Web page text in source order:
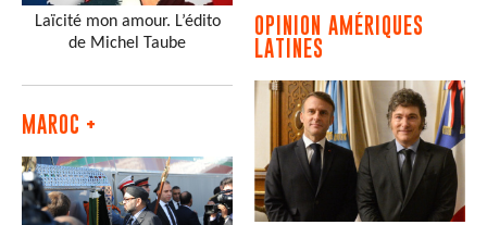
Laïcité mon amour. L’édito
de Michel Taube
MAROC +
OPINION AMÉRIQUES
LATINES